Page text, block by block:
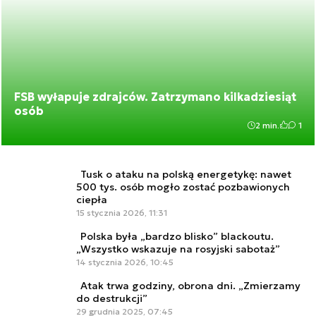
FSB wyłapuje zdrajców. Zatrzymano kilkadziesiąt
osób
2 min. 1
Tusk o ataku na polską energetykę: nawet
500 tys. osób mogło zostać pozbawionych
ciepła
15 stycznia 2026, 11:31
Polska była „bardzo blisko” blackoutu.
„Wszystko wskazuje na rosyjski sabotaż”
14 stycznia 2026, 10:45
Atak trwa godziny, obrona dni. „Zmierzamy
do destrukcji”
29 grudnia 2025, 07:45